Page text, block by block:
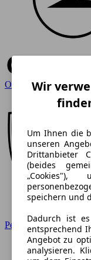
Opel
Peugeot
Wir
Um Ihnen die
unseren
Drittanbieter
(beides
„Cookies"),
speichern und
Dadurch ist
entsprechend
Angebot zu
analysieren.